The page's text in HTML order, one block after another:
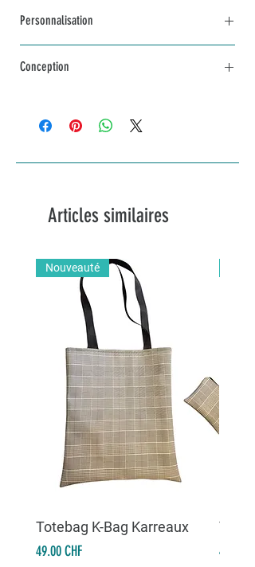
Personnalisation
et sur mesure, n’hésitez pas à me contacter
Conception
envies dans un délai d'une à deux semaines
selon stock disponible
Articles similaires
Nouveauté
Totebag K-Bag Karreaux
Prix
49.00 CHF Prix
49.00